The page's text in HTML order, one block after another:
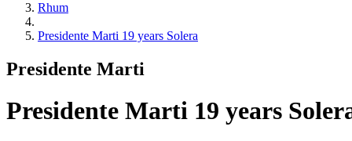
Rhum
Presidente Marti 19 years Solera
Presidente Marti
Presidente Marti 19 years